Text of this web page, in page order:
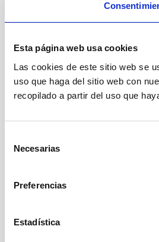
Esta página web usa cookies
Las cookies de este sitio web se
uso que haga del sitio web con
recopilado a partir del uso que
Necesarias
Preferencias
Estadística